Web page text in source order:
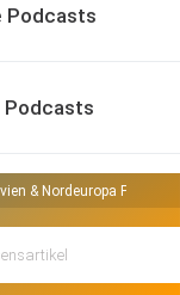
Podcasts
Podcasts
& Nordeuropa Podcast